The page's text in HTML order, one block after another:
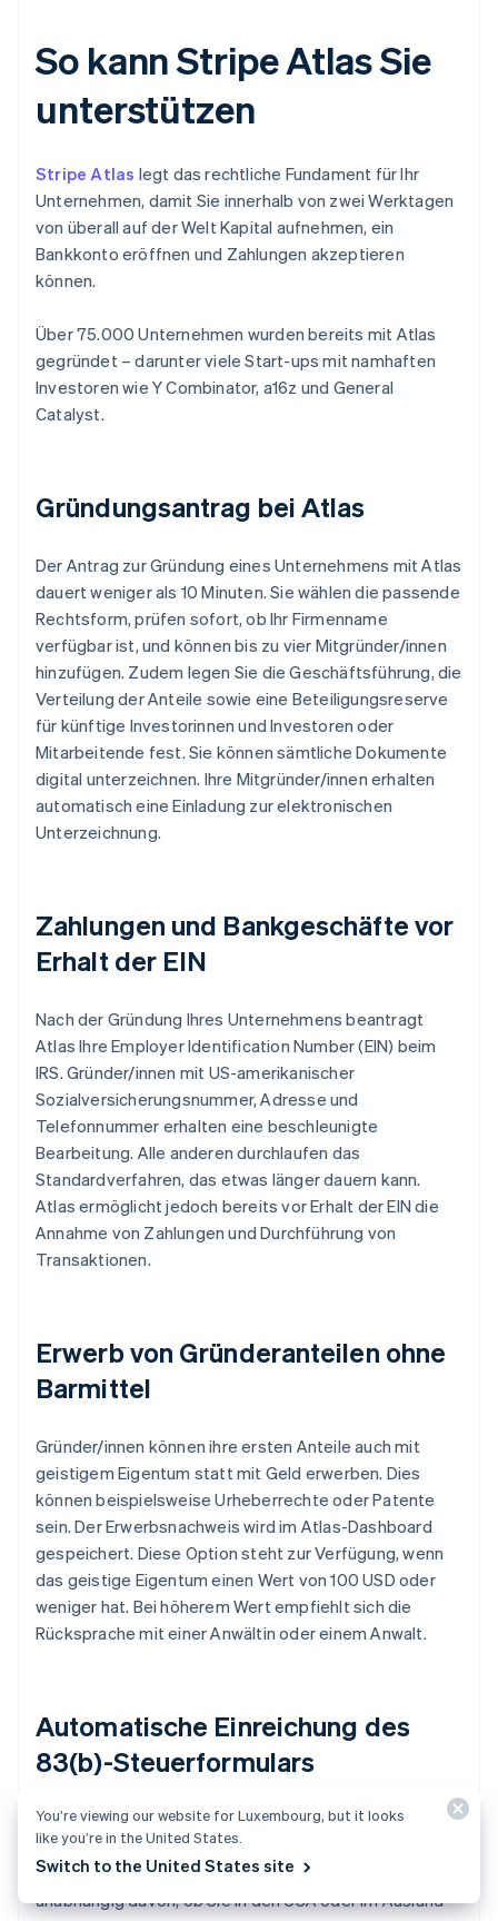
So kann Stripe Atlas Sie
unterstützen
Stripe Atlas legt das rechtliche Fundament für Ihr
Unternehmen, damit Sie innerhalb von zwei Werktagen
von überall auf der Welt Kapital aufnehmen, ein
Bankkonto eröffnen und Zahlungen akzeptieren
können.
Über 75.000 Unternehmen wurden bereits mit Atlas
gegründet – darunter viele Start-ups mit namhaften
Investoren wie Y Combinator, a16z und General
Catalyst.
Gründungsantrag bei Atlas
Der Antrag zur Gründung eines Unternehmens mit Atlas
dauert weniger als 10 Minuten. Sie wählen die passende
Rechtsform, prüfen sofort, ob Ihr Firmenname
verfügbar ist, und können bis zu vier Mitgründer/innen
hinzufügen. Zudem legen Sie die Geschäftsführung, die
Verteilung der Anteile sowie eine Beteiligungsreserve
für künftige Investorinnen und Investoren oder
Mitarbeitende fest. Sie können sämtliche Dokumente
digital unterzeichnen. Ihre Mitgründer/innen erhalten
automatisch eine Einladung zur elektronischen
Unterzeichnung.
Zahlungen und Bankgeschäfte vor
Erhalt der EIN
Nach der Gründung Ihres Unternehmens beantragt
Atlas Ihre Employer Identification Number (EIN) beim
IRS. Gründer/innen mit US-amerikanischer
Sozialversicherungsnummer, Adresse und
Telefonnummer erhalten eine beschleunigte
Bearbeitung. Alle anderen durchlaufen das
Standardverfahren, das etwas länger dauern kann.
Atlas ermöglicht jedoch bereits vor Erhalt der EIN die
Annahme von Zahlungen und Durchführung von
Transaktionen.
Erwerb von Gründeranteilen ohne
Barmittel
Gründer/innen können ihre ersten Anteile auch mit
geistigem Eigentum statt mit Geld erwerben. Dies
können beispielsweise Urheberrechte oder Patente
sein. Der Erwerbsnachweis wird im Atlas-Dashboard
gespeichert. Diese Option steht zur Verfügung, wenn
das geistige Eigentum einen Wert von 100 USD oder
weniger hat. Bei höherem Wert empfiehlt sich die
Rücksprache mit einer Anwältin oder einem Anwalt.
Automatische Einreichung des
83(b)-Steuerformulars
Gründer/innen können das 83(b)-Steuerformular
einreichen, um ihre persönliche Einkommensteuerlast
zu senken. Atlas übernimmt die Einreichung für Sie –
unabhängig davon, ob Sie in den USA oder im Ausland
You’re viewing our website for Luxembourg, but it looks
like you’re in the United States.
Switch to the United States site